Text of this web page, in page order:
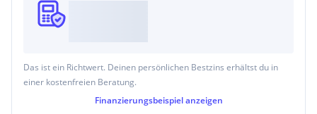
Das ist ein Richtwert. Deinen persönlichen Bestzins erhältst du in
einer kostenfreien Beratung.
Finanzierungsbeispiel anzeigen